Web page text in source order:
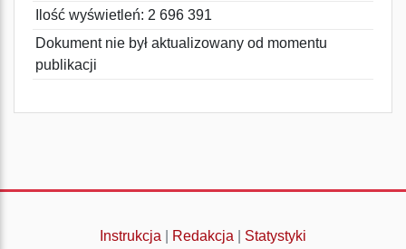
Ilość wyświetleń: 2 696 391
Dokument nie był aktualizowany od momentu
publikacji
Instrukcja Redakcja
Statystyki